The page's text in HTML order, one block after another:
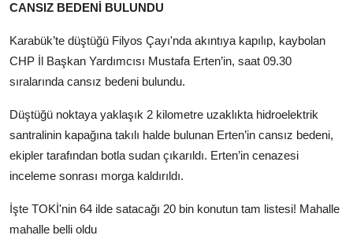
CANSIZ BEDENİ BULUNDU
Karabük’te düştüğü Filyos Çayı'nda akıntıya kapılıp, kaybolan
CHP İl Başkan Yardımcısı Mustafa Erten’in, saat 09.30
sıralarında cansız bedeni bulundu.
Düştüğü noktaya yaklaşık 2 kilometre uzaklıkta hidroelektrik
santralinin kapağına takılı halde bulunan Erten’in cansız bedeni,
ekipler tarafından botla sudan çıkarıldı. Erten’in cenazesi
inceleme sonrası morga kaldırıldı.
İşte TOKİ'nin 64 ilde satacağı 20 bin konutun tam listesi! Mahalle
mahalle belli oldu